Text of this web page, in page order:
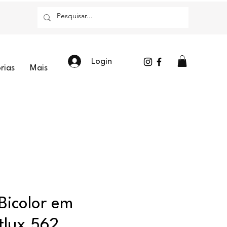
Login
Mais
em